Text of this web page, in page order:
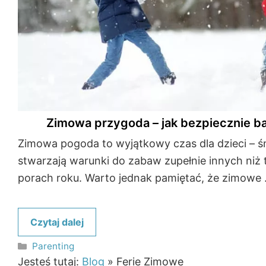
Zimowa przygoda – jak bezpiecznie
Zimowa pogoda to wyjątkowy czas dla dzieci –
stwarzają warunki do zabaw zupełnie innych niż
porach roku. Warto jednak pamiętać, że zimowe
Czytaj dalej
Kategorie
Parenting
Jesteś tutaj: Blog » Ferie Zimowe